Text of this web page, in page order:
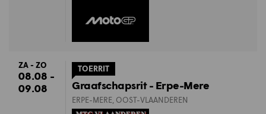
ZA - ZO
08.08 -
09.08
TOERRIT
Graafschapsrit - Erpe-Mere
ERPE-MERE, OOST-VLAANDEREN